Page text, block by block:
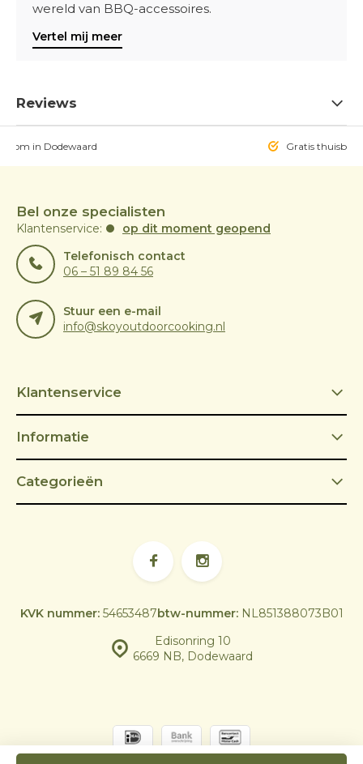
wereld van BBQ-accessoires.
Vertel mij meer
Reviews
in Dodewaard Gratis
Bel onze specialisten
Klantenservice:
op dit moment geopend
Telefonisch contact
06 – 51 89 84 56
Stuur een e-mail
info@skoyoutdoorcooking.nl
Klantenservice
Informatie
Categorieën
Edisonring 10
6669 NB, Dodewaard
KVK nummer:54653487btw-nummer:NL851388073B01